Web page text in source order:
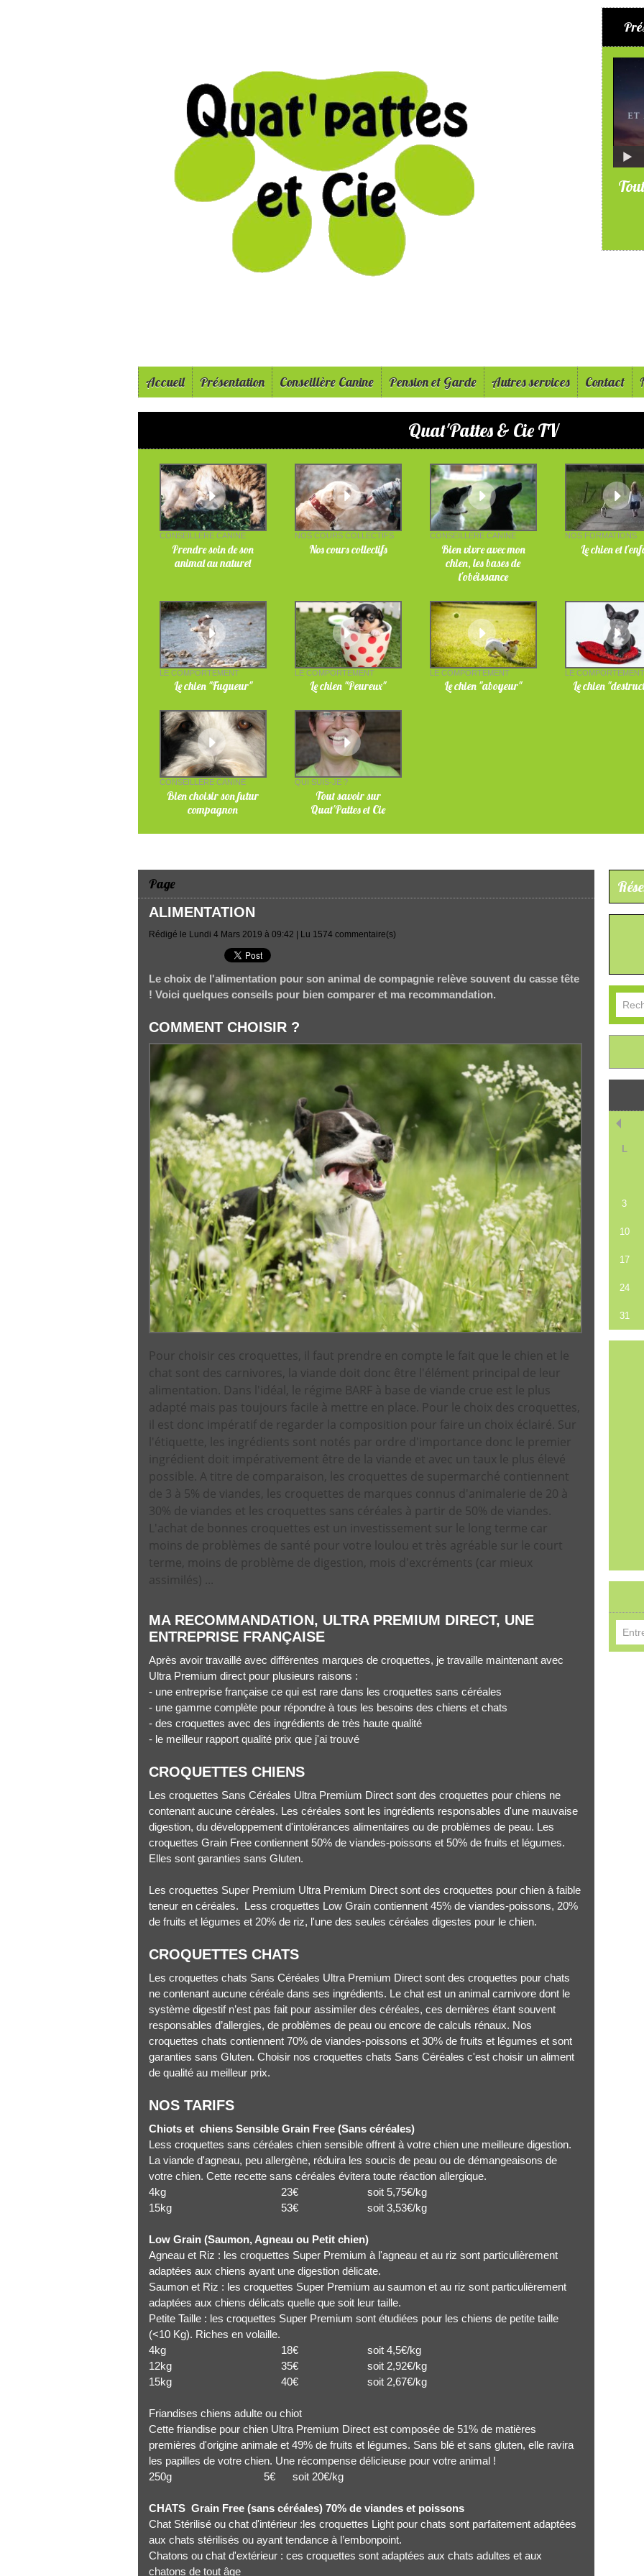
Accueil Présentation Conseillère Canine Pension et Garde Autres services Contact
Quat'Pattes & Cie TV
CONSEILLÈRE CANINE
Prendre soin de son
animal au naturel
NOS COURS COLLECTIFS
Nos cours collectifs
CONSEILLÈRE CANINE
Bien vivre avec mon
chien, les bases de
l'obéissance
NOS FORMATIONS
Le chien et
LE COMPORTEMENT
Le chien "Fugueur"
LE COMPORTEMENT
Le chien "Peureux"
LE COMPORTEMENT
Le chien "aboyeur"
LE COMPORTEMENT
Le chien
CONSEILLÈRE CANINE
Bien choisir son futur
compagnon
QUI SUIS-JE ?
Tout savoir sur
Quat'Pattes et Cie
Page
ALIMENTATION
Rédigé le Lundi 4 Mars 2019 à 09:42 | Lu 1574 commentaire(s)
Le choix de l'alimentation pour son animal de compagnie relève souvent du casse tête
! Voici quelques conseils pour bien comparer et ma recommandation.
COMMENT CHOISIR ?
Pour choisir ces croquettes, il faut prendre en compte le fait que le chien et le
chat sont des carnivores, la viande doit donc être l'élément principal de leur
alimentation. Dans l'idéal, le régime BARF à base de viande crue est le plus
adapté mais pas toujours facile à mettre en place. Pour le choix des croquettes,
il est donc impératif de regarder la composition pour faire un choix éclairé. Sur
l'étiquette, les ingrédients sont notés par ordre d'importance donc le premier
ingrédient doit impérativement être de la viande et avec un taux le plus élevé
possible. A titre de comparaison, les croquettes de supermarché contiennent
de 3 à 5% de viandes, les croquettes de marques connus d'animalerie de 20 à
30% de viandes et les croquettes sans céréales à partir de 50% de viandes.
L'achat de bonnes croquettes est un investissement sur le long terme car
moins de problèmes de santé pour votre loulou et très agréable sur le court
terme, moins de problème de digestion, mois d'excréments (car mieux
assimilés) ...
MA RECOMMANDATION, ULTRA PREMIUM DIRECT, UNE
ENTREPRISE FRANÇAISE
Après avoir travaillé avec différentes marques de croquettes, je travaille maintenant avec
Ultra Premium direct pour plusieurs raisons :
- une entreprise française ce qui est rare dans les croquettes sans céréales
- une gamme complète pour répondre à tous les besoins des chiens et chats
- des croquettes avec des ingrédients de très haute qualité
- le meilleur rapport qualité prix que j'ai trouvé
CROQUETTES CHIENS
Les croquettes Sans Céréales Ultra Premium Direct sont des croquettes pour chiens ne
contenant aucune céréales. Les céréales sont les ingrédients responsables d'une mauvaise
digestion, du développement d'intolérances alimentaires ou de problèmes de peau. Les
croquettes Grain Free contiennent 50% de viandes-poissons et 50% de fruits et légumes.
Elles sont garanties sans Gluten.
Les croquettes Super Premium Ultra Premium Direct sont des croquettes pour chien à faible
teneur en céréales. Less croquettes Low Grain contiennent 45% de viandes-poissons, 20%
de fruits et légumes et 20% de riz, l'une des seules céréales digestes pour le chien.
CROQUETTES CHATS
Les croquettes chats Sans Céréales Ultra Premium Direct sont des croquettes pour chats
ne contenant aucune céréale dans ses ingrédients. Le chat est un animal carnivore dont le
système digestif n’est pas fait pour assimiler des céréales, ces dernières étant souvent
responsables d’allergies, de problèmes de peau ou encore de calculs rénaux. Nos
croquettes chats contiennent 70% de viandes-poissons et 30% de fruits et légumes et sont
garanties sans Gluten. Choisir nos croquettes chats Sans Céréales c'est choisir un aliment
de qualité au meilleur prix.
NOS TARIFS
Chiots et chiens Sensible Grain Free (Sans céréales)
Less croquettes sans céréales chien sensible offrent à votre chien une meilleure digestion.
La viande d'agneau, peu allergène, réduira les soucis de peau ou de démangeaisons de
votre chien. Cette recette sans céréales évitera toute réaction allergique.
4kg 23€ soit 5,75€/kg
15kg 53€ soit 3,53€/kg
Low Grain (Saumon, Agneau ou Petit chien)
Agneau et Riz : les croquettes Super Premium à l'agneau et au riz sont particulièrement
adaptées aux chiens ayant une digestion délicate.
Saumon et Riz : les croquettes Super Premium au saumon et au riz sont particulièrement
adaptées aux chiens délicats quelle que soit leur taille.
Petite Taille : les croquettes Super Premium sont étudiées pour les chiens de petite taille
(<10 Kg). Riches en volaille.
4kg 18€ soit 4,5€/kg
12kg 35€ soit 2,92€/kg
15kg 40€ soit 2,67€/kg
Friandises chiens adulte ou chiot
Cette friandise pour chien Ultra Premium Direct est composée de 51% de matières
premières d'origine animale et 49% de fruits et légumes. Sans blé et sans gluten, elle ravira
les papilles de votre chien. Une récompense délicieuse pour votre animal !
250g 5€ soit 20€/kg
CHATS Grain Free (sans céréales) 70% de viandes et poissons
Chat Stérilisé ou chat d'intérieur :les croquettes Light pour chats sont parfaitement adaptées
aux chats stérilisés ou ayant tendance à l’embonpoint.
Chatons ou chat d'extérieur : ces croquettes sont adaptées aux chats adultes et aux
chatons de tout âge
L
3
10
17
24
31